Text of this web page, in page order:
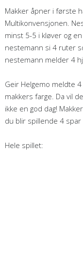
Makker åpner i første
Multikonvensjonen.
minst 5-5 i kløver og
nestemann si 4 ruter
nestemann melder 4
Geir Helgemo meldte
makkers farge. Da vil
ikke en god dag!
du blir spillende 4
Hele spillet: